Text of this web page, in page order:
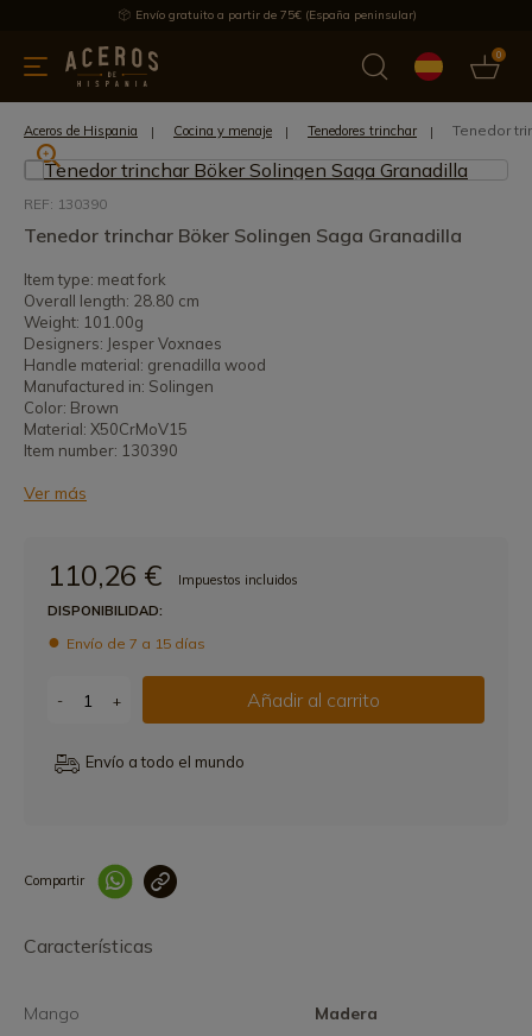
Envío gratuito a partir de 75€ (España peninsular)
0
menaje Ofertas Ultimas novedades Los más vendidos
Aceros de Hispania Cocina y menaje Tenedores trinchar Tenedor
REF: 130390
Tenedor trinchar Böker Solingen Saga Granadilla
Item type: meat fork
Overall length: 28.80 cm
Weight: 101.00g
Designers: Jesper Voxnaes
Handle material: grenadilla wood
Manufactured in: Solingen
Color: Brown
Material: X50CrMoV15
Item number: 130390
Ver más
110,26 €
Impuestos incluidos
DISPONIBILIDAD:
Envío de 7 a 15 días
- + Añadir al carrito
Envío a todo el mundo
Compartir
Características
Mango Madera